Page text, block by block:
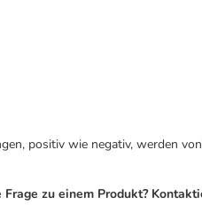
positiv wie negativ, werden
zu einem Produkt?